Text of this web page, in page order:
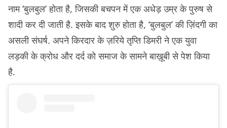
नाम ‘बुलबुल’ होता है, जिसकी बचपन में एक अधेड़ उम्र के पुरुष से
शादी कर दी जाती है. इसके बाद शुरु होता है, ‘बुलबुल’ की ज़िंदगी का
असली संघर्ष. अपने किरदार के ज़रिये तृप्ति डिमरी ने एक युवा
लड़की के क्रोध और दर्द को समाज के सामने बाख़ूबी से पेश किया
है.